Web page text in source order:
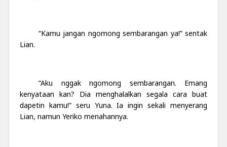
“Kamu jangan ngomong sembarangan ya!” sentak
Lian.
“Aku nggak ngomong sembarangan. Emang
kenyataan kan? Dia menghalalkan segala cara buat
dapetin kamu!” seru Yuna. Ia ingin sekali menyerang
Lian, namun Yeriko menahannya.